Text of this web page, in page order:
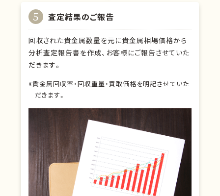
5 査定結果のご報告
回収された貴金属数量を元に貴金属相場価格から
分析査定報告書を作成、お客様にご報告させていた
だきます。
※貴金属回収率・回収重量・買取価格を明記させていた
だきます。